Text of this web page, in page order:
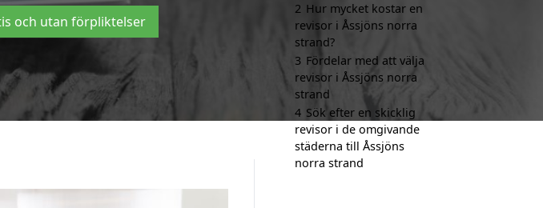
och utan förpliktelser
2 Hur mycket kostar en
revisor i Åssjöns norra
strand?
3 Fördelar med att välja
revisor i Åssjöns norra
strand
4 Sök efter en skicklig
revisor i de omgivande
städerna till Åssjöns
norra strand